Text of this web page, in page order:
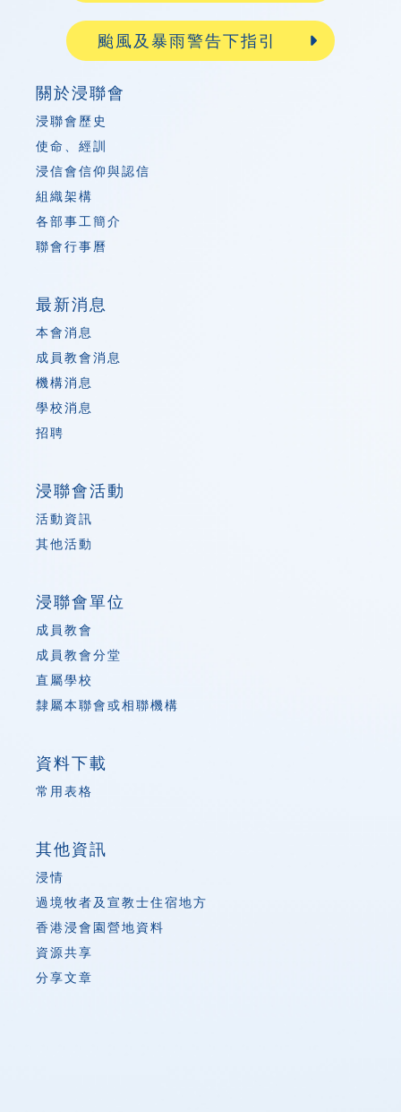
颱風及暴雨警告下指引
關於浸聯會
浸聯會歷史
使命、經訓
浸信會信仰與認信
組織架構
各部事工簡介
聯會行事曆
最新消息
本會消息
成員教會消息
機構消息
學校消息
招聘
浸聯會活動
活動資訊
其他活動
浸聯會單位
成員教會
成員教會分堂
直屬學校
隸屬本聯會或相聯機構
資料下載
常用表格
其他資訊
浸情
過境牧者及宣教士住宿地方
香港浸會園營地資料
資源共享
分享文章